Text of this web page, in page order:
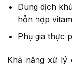
Dung dịch
hỗn hợp
Phụ gia thực
Khả năng xử lý